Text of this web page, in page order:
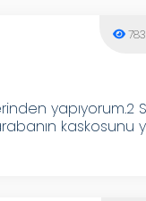
783
yapıyorum.2
kaskosunu